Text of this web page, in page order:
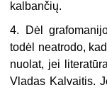
kalbančių.
4. Dėl
todėl neatrodo,
nuolat, jei
Vladas Kalvaitis.